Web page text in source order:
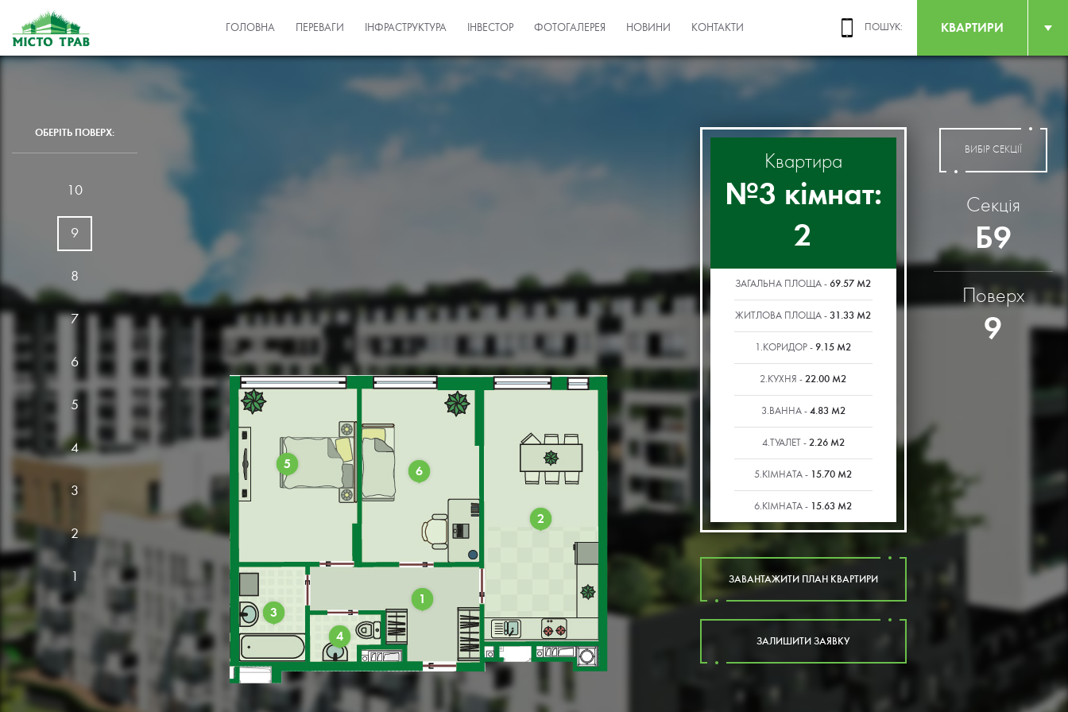
ГОЛОВНА ПЕРЕВАГИ ІНФРАСТРУКТУРА ІНВЕСТОР ФОТОГАЛЕРЕЯ НОВИНИ КОНТАКТИ ПОШУК: КВАРТИРИ
ВИБІР СЕКЦІЇ
Секція
Б9
Поверх
9
ОБЕРІТЬ ПОВЕРХ:
10
9
8
7
6
5
4
3
2
1
1
2
3
4
5 6
Квартира
№3 кімнат:
2
ЗАГАЛЬНА ПЛОЩА -69.57 М2
ЖИТЛОВА ПЛОЩА -31.33 М2
1.КОРИДОР -9.15 М2
2.КУХНЯ -22.00 М2
3.ВАННА - 4.83 М2
4.ТУАЛЕТ - 2.26 М2
5.КІМНАТА - 15.70 М2
6.КІМНАТА - 15.63 М2
ЗАВАНТАЖИТИ ПЛАН КВАРТИРИ
ЗАЛИШИТИ ЗАЯВКУ